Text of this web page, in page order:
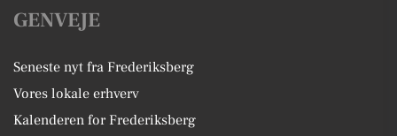
GENVEJE
Seneste nyt fra Frederiksberg
Vores lokale erhverv
Kalenderen for Frederiksberg